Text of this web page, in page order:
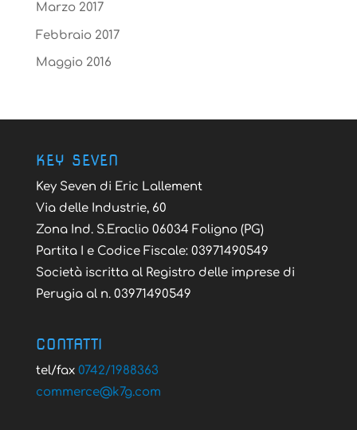
Marzo 2017
Febbraio 2017
Maggio 2016
KEY SEVEN
Key Seven di Eric Lallement
Via delle Industrie, 60
Zona Ind. S.Eraclio 06034 Foligno (PG)
Partita I e Codice Fiscale: 03971490549
Società iscritta al Registro delle imprese di
Perugia al n. 03971490549
CONTATTI
tel/fax 0742/1988363
moc.g7k
@ecremmoc